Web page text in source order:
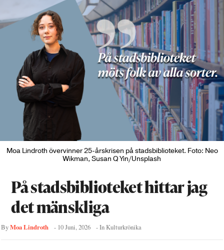
Moa Lindroth övervinner 25-årskrisen på stadsbiblioteket. Foto: Neo
Wikman, Susan Q Yin/Unsplash
På stadsbiblioteket hittar jag
det mänskliga
ByMoa Lindroth - 10 Juni, 2026 - In Kulturkrönika